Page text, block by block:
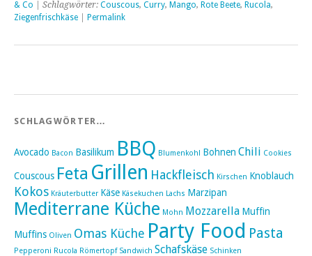
& Co | Schlagwörter: Couscous, Curry, Mango, Rote Beete, Rucola,
Ziegenfrischkäse
Permalink
SCHLAGWÖRTER…
Avocado Bacon Basilikum BBQ Blumenkohl Bohnen Chili Cookies
Couscous Feta Grillen Hackfleisch Kirschen Knoblauch
Kokos Kräuterbutter Käse Käsekuchen Lachs Marzipan
Mediterrane Küche Mohn Mozzarella Muffin
Muffins Oliven Omas Küche Party Food Pasta
Pepperoni Rucola Römertopf Sandwich Schafskäse Schinken